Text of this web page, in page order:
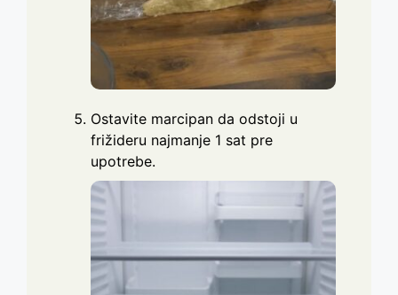
Ostavite marcipan da odstoji u
frižideru najmanje 1 sat pre
upotrebe.